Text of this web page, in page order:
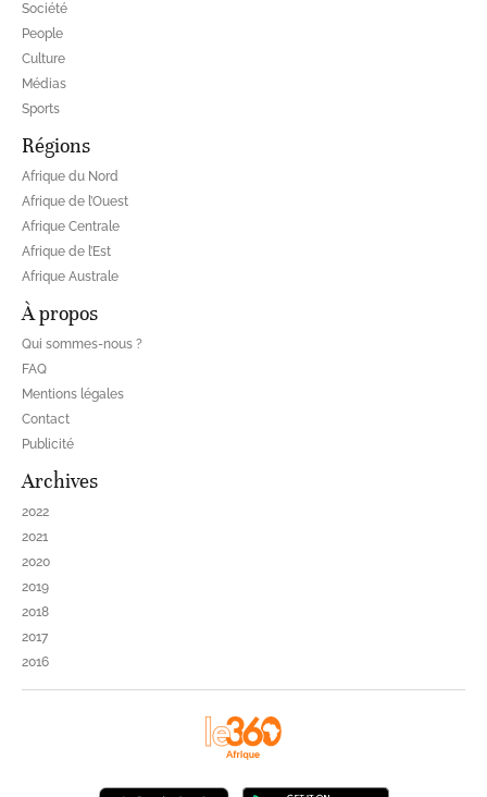
Société
People
Culture
Médias
Sports
Régions
Afrique du Nord
Afrique de l’Ouest
Afrique Centrale
Afrique de l’Est
Afrique Australe
À propos
Qui sommes-nous ?
FAQ
Mentions légales
Contact
Publicité
Archives
2022
2021
2020
2019
2018
2017
2016